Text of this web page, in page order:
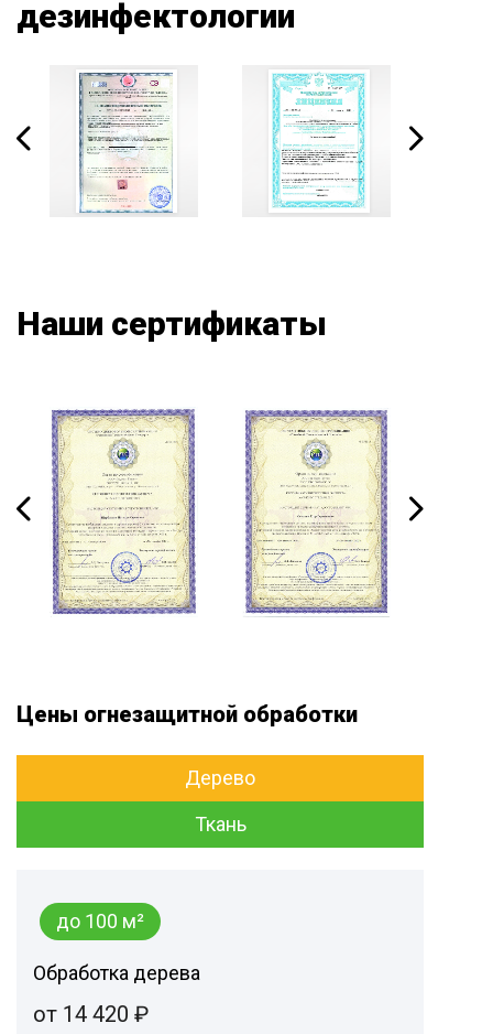
дезинфектологии
Наши сертификаты
Цены огнезащитной обработки
Дерево
Ткань
до 100 м²
Обработка дерева
от 14 420 ₽